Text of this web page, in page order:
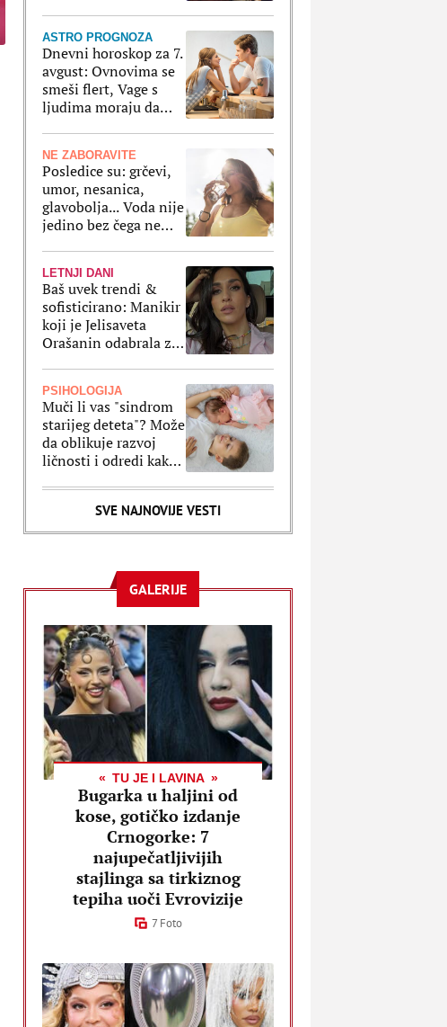
bajkovito slavlje
ASTRO PROGNOZA
Dnevni horoskop za 7.
avgust: Ovnovima se
smeši flert, Vage s
ljudima moraju da
NE ZABORAVITE
Posledice su: grčevi,
umor, nesanica,
glavobolja... Voda nije
jedino bez čega ne
LETNJI DANI
Baš uvek trendi &
sofisticirano: Manikir
koji je Jelisaveta
Orašanin odabrala za
PSIHOLOGIJA
Muči li vas "sindrom
starijeg deteta"? Može
da oblikuje razvoj
ličnosti i odredi kako
odrasli
SVE NAJNOVIJE VESTI
GALERIJE
TU JE I LAVINA
Bugarka u haljini od
kose, gotičko izdanje
Crnogorke: 7
najupečatljivijih
stajlinga sa tirkiznog
tepiha uoči Evrovizije
7 Foto